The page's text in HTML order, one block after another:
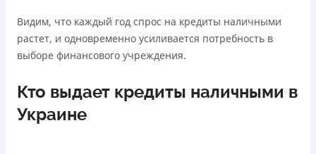
Видим, что каждый год спрос на кредиты наличными
растет, и одновременно усиливается потребность в
выборе финансового учреждения.
Кто выдает кредиты наличными в
Украине